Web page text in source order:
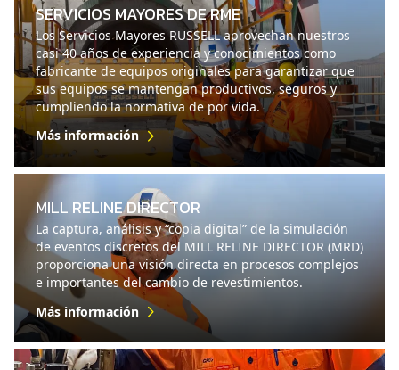
SERVICIOS MAYORES DE RME
Los Servicios Mayores RUSSELL aprovechan nuestros
casi 40 años de experiencia y conocimientos como
fabricante de equipos originales para garantizar que
sus equipos se mantengan productivos, seguros y
cumpliendo la normativa de por vida.
Más información
MILL RELINE DIRECTOR
La captura, análisis y “copia digital” de la simulación
de eventos discretos del MILL RELINE DIRECTOR (MRD)
proporciona una visión directa en procesos complejos
e importantes del cambio de revestimientos.
Más información